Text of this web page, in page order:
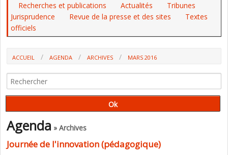
Recherches et publications Actualités
Tribunes
Jurisprudence
Revue de la presse et des sites
Textes
officiels
ACCUEIL AGENDA ARCHIVES MARS 2016
Agenda » Archives
Journée de l'innovation (pédagogique)